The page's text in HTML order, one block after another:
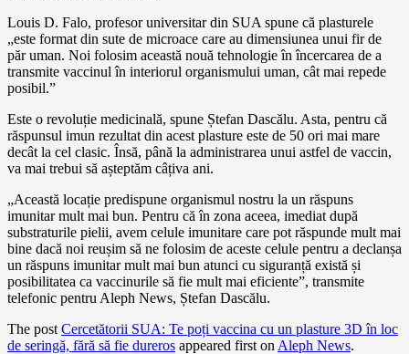
Louis D. Falo, profesor universitar din SUA spune că plasturele
„este format din sute de microace care au dimensiunea unui fir de
păr uman. Noi folosim această nouă tehnologie în încercarea de a
transmite vaccinul în interiorul organismului uman, cât mai repede
posibil.”
Este o revoluție medicinală, spune Ștefan Dascălu. Asta, pentru că
răspunsul imun rezultat din acest plasture este de 50 ori mai mare
decât la cel clasic. Însă, până la administrarea unui astfel de vaccin,
va mai trebui să așteptăm câțiva ani.
„Această locație predispune organismul nostru la un răspuns
imunitar mult mai bun. Pentru că în zona aceea, imediat după
substraturile pielii, avem celule imunitare care pot răspunde mult mai
bine dacă noi reușim să ne folosim de aceste celule pentru a declanșa
un răspuns imunitar mult mai bun atunci cu siguranță există și
posibilitatea ca vaccinurile să fie mult mai eficiente”, transmite
telefonic pentru Aleph News, Ștefan Dascălu.
The post Cercetătorii SUA: Te poți vaccina cu un plasture 3D în loc
de seringă, fără să fie dureros appeared first on Aleph News.